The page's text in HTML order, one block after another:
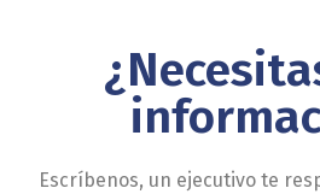
Escríbenos, un ejecutivo te